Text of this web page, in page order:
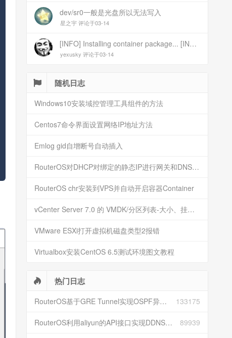
dev/sr0一般是光盘所以无法写入
星之宇 评论于03-14
[INFO] Installing container package... [INFO] Unmounting image... [INFO] Writing image to disk (/dev/sr0). This may take several minutes... dd: failed to open \'/dev/sr0\': No medium found [ERROR] Failed to write image to disk [INFO] Cleaning up temporary files... [INFO] Script exited normally, cleanup completed! 报错
yexusky 评论于03-14
随机日志
Windows10安装域控管理工具组件的方法
Centos7命令界面设置网络IP地址方法
Emlog gid自增断号自动插入
RouterOS对DHCP对绑定的静态IP进行网关和DNS自定义
RouterOS chr安装到VPS并自动开启容器Container
vCenter Server 7.0 的 VMDK/分区列表-大小、挂载点和用途
VMware ESXi打开虚拟机磁盘类型2报错
Virtualbox安装CentOS 6.5测试环境图文教程
热门日志
133175
RouterOS基于GRE Tunnel实现OSPF异地组网
89939
RouterOS利用aliyun的API接口实现DDNS动态解析